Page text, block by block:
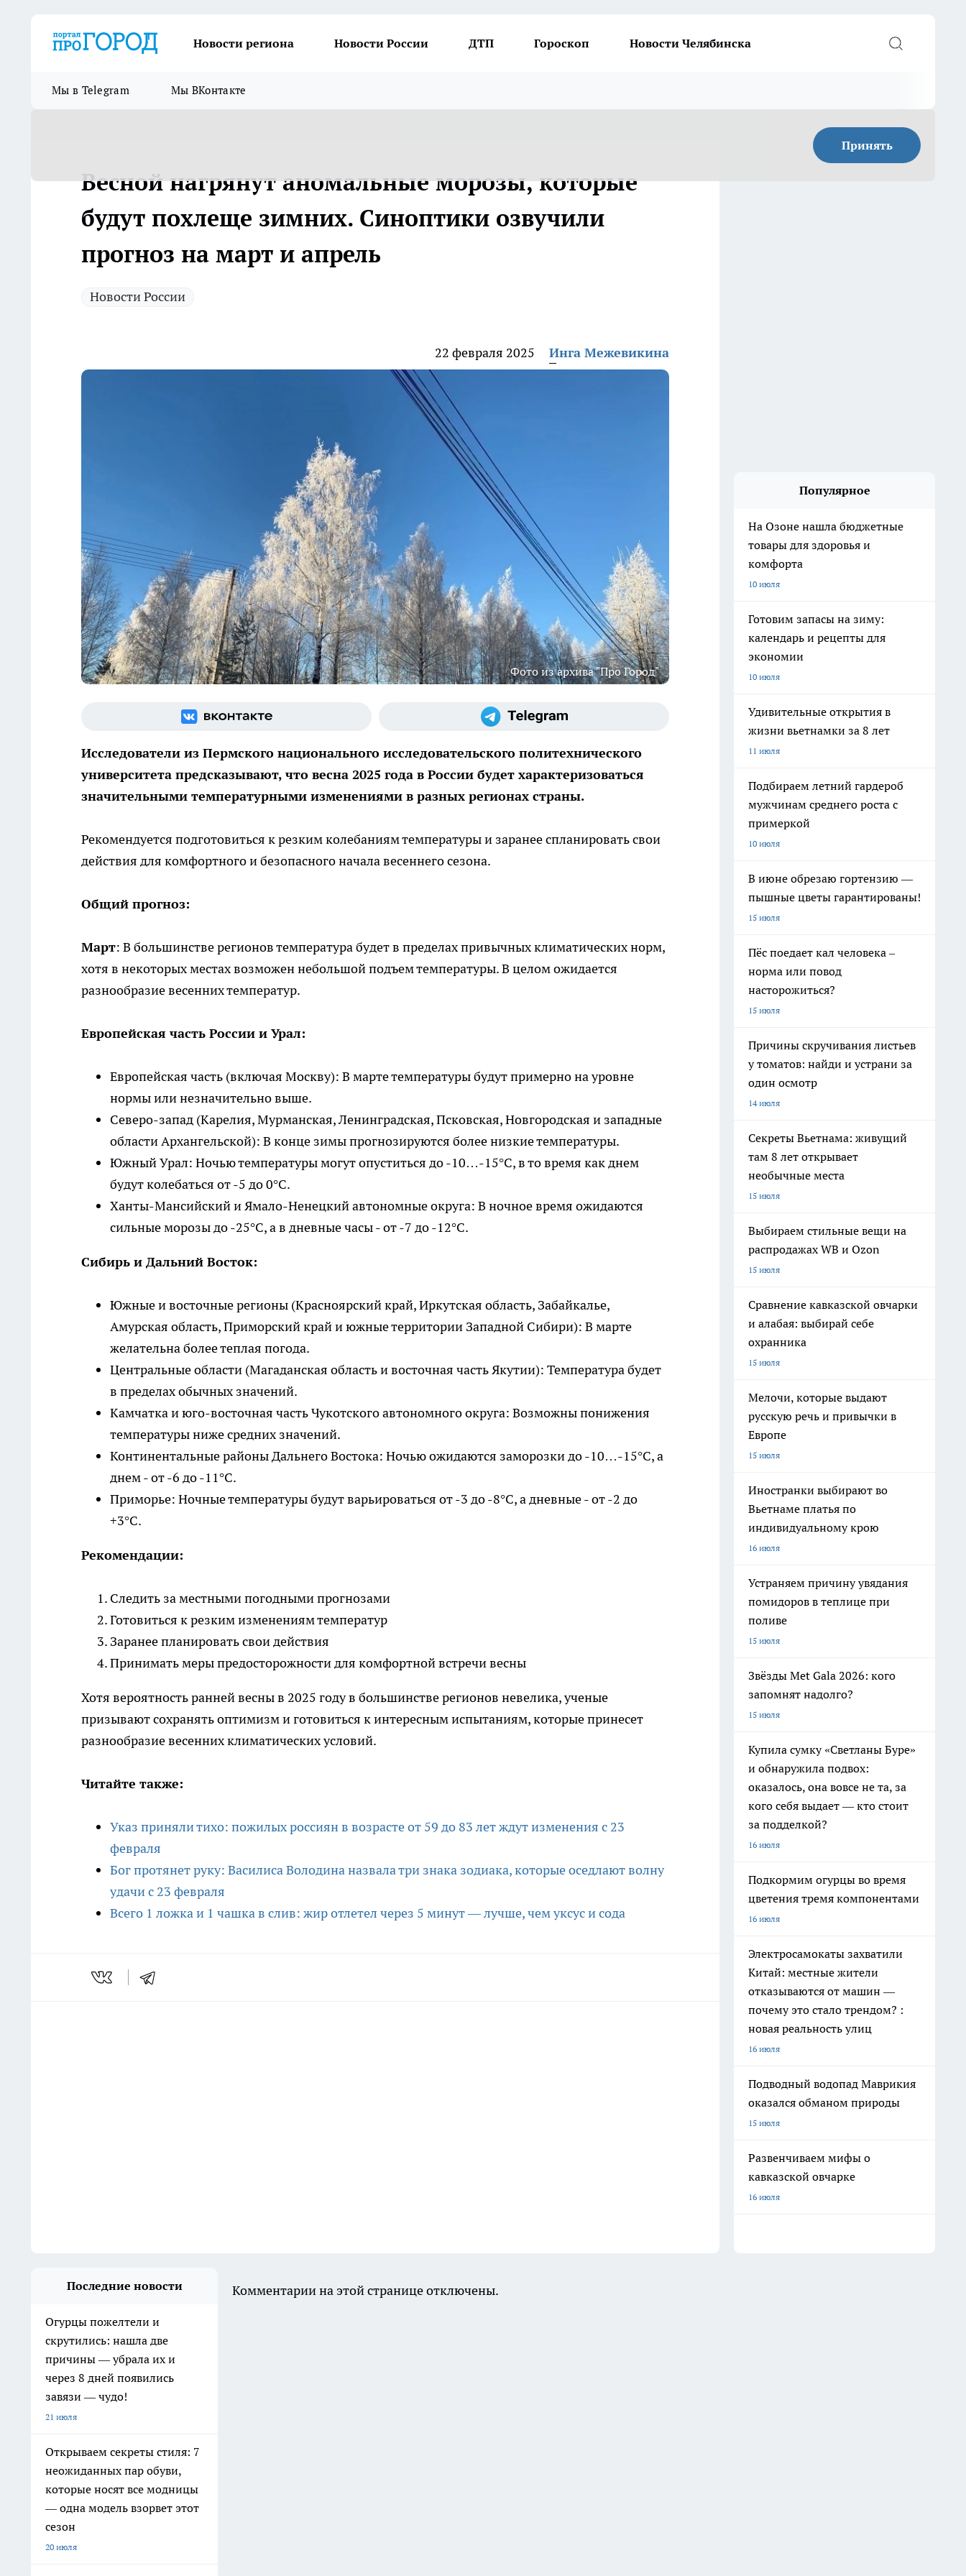
Новости региона Новости России ДТП Гороскоп Новости Челябинска
Мы в Telegram Мы ВКонтакте
Принять
Весной нагрянут аномальные морозы, которые
будут похлеще зимних. Синоптики озвучили
прогноз на март и апрель
Новости России
22 февраля 2025 Инга Межевикина
Фото из архива "Про Город"
Исследователи из Пермского национального исследовательского политехнического
университета предсказывают, что весна 2025 года в России будет характеризоваться
значительными температурными изменениями в разных регионах страны.
Рекомендуется подготовиться к резким колебаниям температуры и заранее спланировать свои
действия для комфортного и безопасного начала весеннего сезона.
Общий прогноз:
Март: В большинстве регионов температура будет в пределах привычных климатических норм,
хотя в некоторых местах возможен небольшой подъем температуры. В целом ожидается
разнообразие весенних температур.
Европейская часть России и Урал:
Европейская часть (включая Москву): В марте температуры будут примерно на уровне
нормы или незначительно выше.
Северо-запад (Карелия, Мурманская, Ленинградская, Псковская, Новгородская и западные
области Архангельской): В конце зимы прогнозируются более низкие температуры.
Южный Урал: Ночью температуры могут опуститься до -10…-15°C, в то время как днем
будут колебаться от -5 до 0°C.
Ханты-Мансийский и Ямало-Ненецкий автономные округа: В ночное время ожидаются
сильные морозы до -25°C, а в дневные часы - от -7 до -12°C.
Сибирь и Дальний Восток:
Южные и восточные регионы (Красноярский край, Иркутская область, Забайкалье,
Амурская область, Приморский край и южные территории Западной Сибири): В марте
желательна более теплая погода.
Центральные области (Магаданская область и восточная часть Якутии): Температура будет
в пределах обычных значений.
Камчатка и юго-восточная часть Чукотского автономного округа: Возможны понижения
температуры ниже средних значений.
Континентальные районы Дальнего Востока: Ночью ожидаются заморозки до -10…-15°C, а
днем - от -6 до -11°C.
Приморье: Ночные температуры будут варьироваться от -3 до -8°C, а дневные - от -2 до
+3°C.
Рекомендации:
Следить за местными погодными прогнозами
Готовиться к резким изменениям температур
Заранее планировать свои действия
Принимать меры предосторожности для комфортной встречи весны
Хотя вероятность ранней весны в 2025 году в большинстве регионов невелика, ученые
призывают сохранять оптимизм и готовиться к интересным испытаниям, которые принесет
разнообразие весенних климатических условий.
Читайте также:
Указ приняли тихо: пожилых россиян в возрасте от 59 до 83 лет ждут изменения с 23
февраля
Бог протянет руку: Василиса Володина назвала три знака зодиака, которые оседлают волну
удачи с 23 февраля
Всего 1 ложка и 1 чашка в слив: жир отлетел через 5 минут — лучше, чем уксус и сода
Популярное
На Озоне нашла бюджетные
товары для здоровья и
комфорта
10 июля
Готовим запасы на зиму:
календарь и рецепты для
экономии
10 июля
Удивительные открытия в
жизни вьетнамки за 8 лет
11 июля
Подбираем летний гардероб
мужчинам среднего роста с
примеркой
10 июля
В июне обрезаю гортензию —
пышные цветы гарантированы!
15 июля
Пёс поедает кал человека –
норма или повод
насторожиться?
15 июля
Причины скручивания листьев
у томатов: найди и устрани за
один осмотр
14 июля
Секреты Вьетнама: живущий
там 8 лет открывает
необычные места
15 июля
Выбираем стильные вещи на
распродажах WB и Ozon
15 июля
Сравнение кавказской овчарки
и алабая: выбирай себе
охранника
15 июля
Мелочи, которые выдают
русскую речь и привычки в
Европе
15 июля
Иностранки выбирают во
Вьетнаме платья по
индивидуальному крою
16 июля
Устраняем причину увядания
помидоров в теплице при
поливе
15 июля
Звёзды Met Gala 2026: кого
запомнят надолго?
15 июля
Купила сумку «Светланы Буре»
и обнаружила подвох:
оказалось, она вовсе не та, за
кого себя выдает — кто стоит
за подделкой?
16 июля
Подкормим огурцы во время
цветения тремя компонентами
16 июля
Электросамокаты захватили
Китай: местные жители
отказываются от машин —
почему это стало трендом? :
новая реальность улиц
16 июля
Подводный водопад Маврикия
оказался обманом природы
15 июля
Развенчиваем мифы о
кавказской овчарке
16 июля
Последние новости
Огурцы пожелтели и
скрутились: нашла две
причины — убрала их и
через 8 дней появились
завязи — чудо!
21 июля
Открываем секреты стиля: 7
неожиданных пар обуви,
которые носят все модницы
— одна модель взорвет этот
сезон
20 июля
Комментарии на этой странице отключены.